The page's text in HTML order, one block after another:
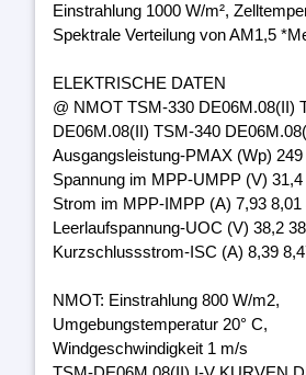
Einstrahlung 1000 W/m²,
Spektrale Verteilung von AM1,5
ELEKTRISCHE DATEN
@ NMOT TSM-330 DE06M.08(II)
DE06M.08(II) TSM-340
Ausgangsleistung-PMAX (Wp) 249
Spannung im MPP-UMPP (V) 31,4
Strom im MPP-IMPP (A) 7,93 8,01
Leerlaufspannung-UOC (V) 38,2
Kurzschlussstrom-ISC (A) 8,39
NMOT: Einstrahlung 800 W/m2,
Umgebungstemperatur 20° C,
Windgeschwindigkeit 1 m/s